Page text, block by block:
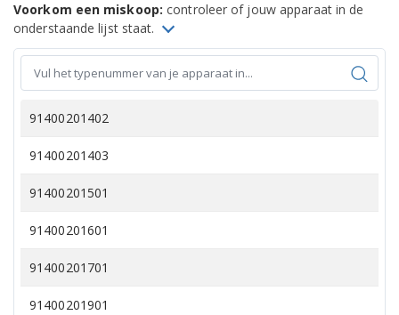
Voorkom een miskoop: controleer of jouw apparaat in de
onderstaande lijst staat.
91400201402
91400201403
91400201501
91400201601
91400201701
91400201901